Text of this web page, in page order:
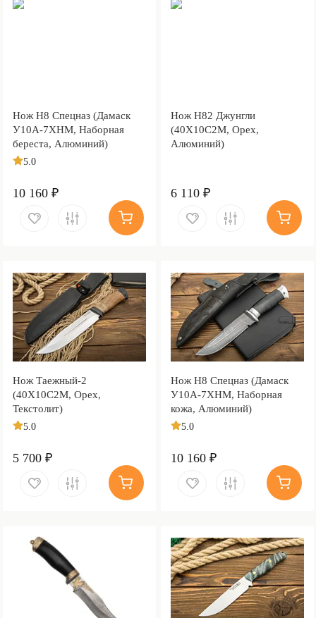
Нож Н8 Спецназ (Дамаск
У10А-7ХНМ, Наборная
береста, Алюминий)
5.0
10 160 ₽
Нож Н82 Джунгли
(40Х10С2М, Орех,
Алюминий)
6 110 ₽
Нож Таежный-2
(40Х10С2М, Орех,
Текстолит)
5.0
5 700 ₽
Нож Н8 Спецназ (Дамаск
У10А-7ХНМ, Наборная
кожа, Алюминий)
5.0
10 160 ₽